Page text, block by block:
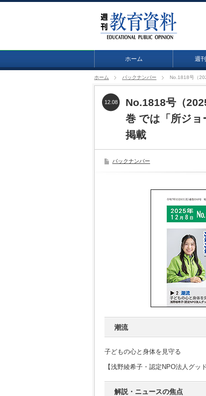
ホーム 週
ホーム バックナンバー No.1818号（
No.1818号（
巻 では「所ジョ
掲載
12.08
バックナンバー
潮流
子どもの心と身体を見守る
【浅野綾希子・認定NPO法人グッ
解説・ニュースの焦点